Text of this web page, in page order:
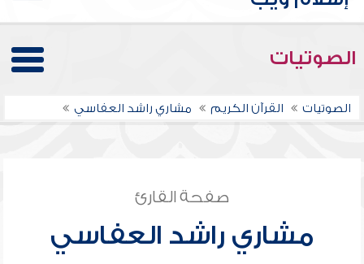
الصوتيات
الصوتيات القرآن الكريم مشاري راشد العفاسي
صفحة القارئ
مشاري راشد العفاسي